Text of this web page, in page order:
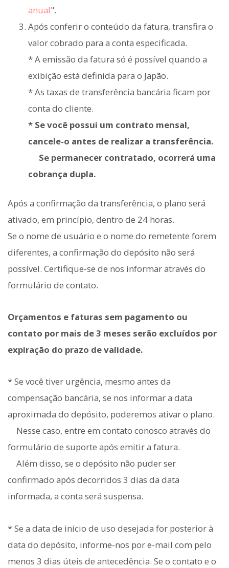
anual".
Após conferir o conteúdo da fatura, transfira o
valor cobrado para a conta especificada.
* A emissão da fatura só é possível quando a
exibição está definida para o Japão.
* As taxas de transferência bancária ficam por
conta do cliente.
* Se você possui um contrato mensal,
cancele-o antes de realizar a transferência.
Se permanecer contratado, ocorrerá uma
cobrança dupla.
Após a confirmação da transferência, o plano será
ativado, em princípio, dentro de 24 horas.
Se o nome de usuário e o nome do remetente forem
diferentes, a confirmação do depósito não será
possível. Certifique-se de nos informar através do
formulário de contato.
Orçamentos e faturas sem pagamento ou
contato por mais de 3 meses serão excluídos por
expiração do prazo de validade.
* Se você tiver urgência, mesmo antes da
compensação bancária, se nos informar a data
aproximada do depósito, poderemos ativar o plano.
Nesse caso, entre em contato conosco através do
formulário de suporte após emitir a fatura.
Além disso, se o depósito não puder ser
confirmado após decorridos 3 dias da data
informada, a conta será suspensa.
* Se a data de início de uso desejada for posterior à
data do depósito, informe-nos por e-mail com pelo
menos 3 dias úteis de antecedência. Se o contato e o